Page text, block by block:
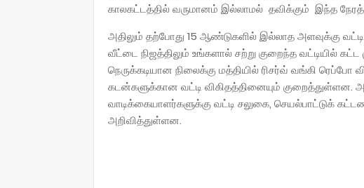
காலகட்டத்தில் வருமானம் இல்லாமல் தவிக்கும் இந்த
அதிலும் தற்போது 15 ஆண்டுகளில் இல்லாத அளவுக்கு
வீட்டை நிஜத்திலும் உங்களால் சற்று குறைந்த வட்டியில் கட்ட
நெருக்கடியான நிலைக்கு மத்தியில் ரிசர்வ் வங்கி
கடன்களுக்கான வட்டி விகிதத்தினையும்
வாடிக்கையாளர்களுக்கு வட்டி சலுகை, செயல்பாட்டுக்
அறிவித்துள்ளன.